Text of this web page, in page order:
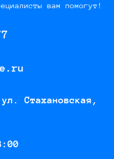
вам помогут!
Стахановская,